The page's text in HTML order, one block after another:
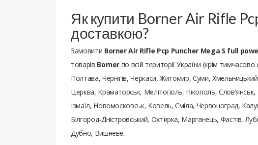
Як купити Borner Air Rifle
доставкою?
Замовити Borner Air Rifle Pcp Puncher Mega S full
товарів Borner по всій території України (крім
Полтава, Чернігів, Черкаси, Житомир, Суми,
Церква, Краматорськ, Мелітополь, Нікополь,
Ізмаїл, Новомосковськ, Ковель, Сміла, Червоноград,
Білгород-Дністровський, Охтирка, Марганець, Фастів,
Дубно, Вишневе.